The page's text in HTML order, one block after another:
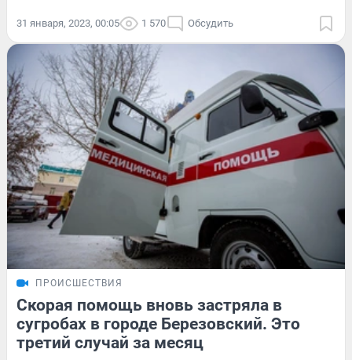
31 января, 2023, 00:05 1 570 Обсудить
ПРОИСШЕСТВИЯ
Скорая помощь вновь застряла в
сугробах в городе Березовский. Это
третий случай за месяц